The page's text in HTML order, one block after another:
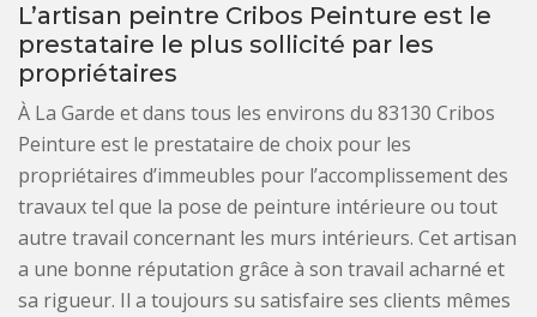
L’artisan peintre Cribos Peinture est le
prestataire le plus sollicité par les
propriétaires
À La Garde et dans tous les environs du 83130 Cribos
Peinture est le prestataire de choix pour les
propriétaires d’immeubles pour l’accomplissement des
travaux tel que la pose de peinture intérieure ou tout
autre travail concernant les murs intérieurs. Cet artisan
a une bonne réputation grâce à son travail acharné et
sa rigueur. Il a toujours su satisfaire ses clients mêmes